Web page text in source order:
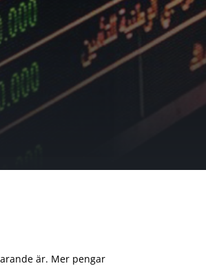
är. Mer pengar